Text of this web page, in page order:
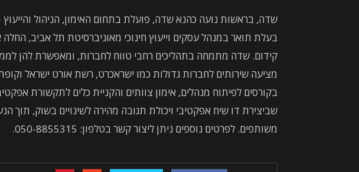
בעלת תואר במנהל עסקים וייעוץ חינוכי מאוניברסיטת תל אביב,
קידום. שדה מתמחה בתהליכים רחבי טווח לחברות, ומאפשרת להן
מציעה שירותים לחברות גדולות כמו ישראכרט, רשת אורט ישראל
בקורסים לפיתוח מנהלים, אימון צוותים והקניית כלים לתקשורת
שביצירת דו שיח אפקטיבי ויכולת תגובה מהירה לשינויים בשוק, תוך
משותפים. לפרטים נוספים ניתן ליצור קשר בטלפון: 050-8855315.